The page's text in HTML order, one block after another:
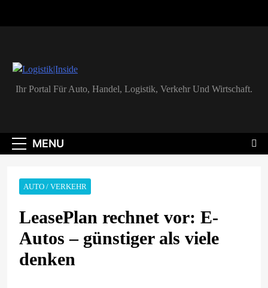
Logistik|Inside
Ihr Portal Für Auto, Handel, Logistik, Verkehr Und Wirtschaft.
MENU
AUTO / VERKEHR
LeasePlan rechnet vor: E-
Autos – günstiger als viele
denken